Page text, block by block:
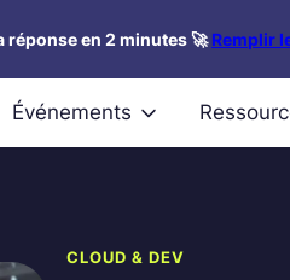
réponse en 2 minutes 🚀Remplir
Événements
CLOUD & DEV